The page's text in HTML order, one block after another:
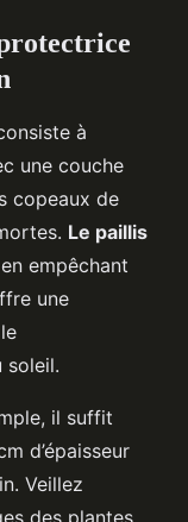
à
une couche
copeaux de
Le paillis
empêchant
une
soleil.
il suffit
d’épaisseur
Veillez
des plantes